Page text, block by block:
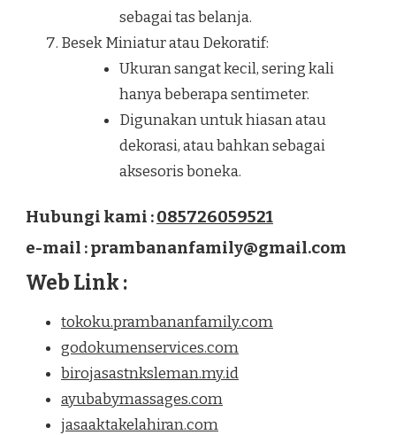
sebagai tas belanja.
Besek Miniatur atau Dekoratif:
Ukuran sangat kecil, sering kali
hanya beberapa sentimeter.
Digunakan untuk hiasan atau
dekorasi, atau bahkan sebagai
aksesoris boneka.
Hubungi kami :085726059521
e-mail : prambananfamily@gmail.com
Web Link :
tokoku.prambananfamily.com
godokumenservices.com
birojasastnksleman.my.id
ayubabymassages.com
jasaaktakelahiran.com